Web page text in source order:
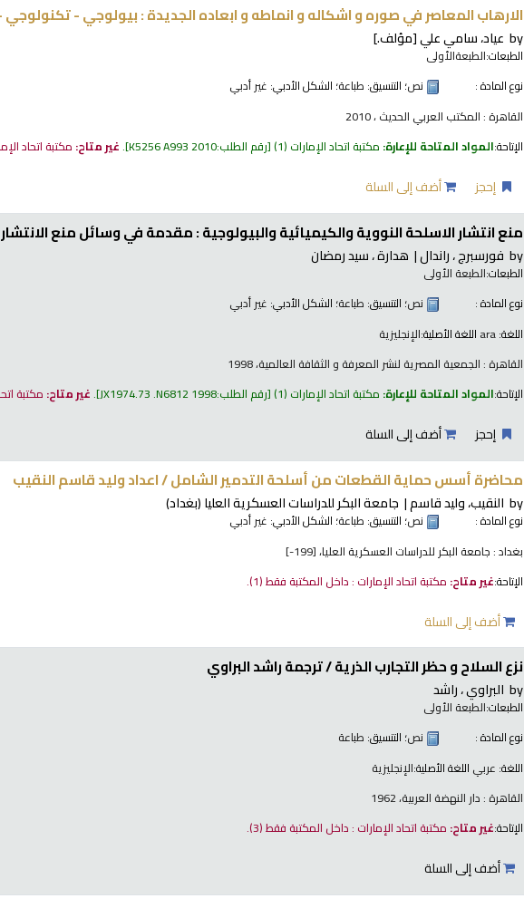
الارهاب المعاصر في صوره و اشكاله و انماطه و ابعاده الجديدة : بيولوجي -
by عياد، سامي علي[مؤلف.]
الطبعات:الطبعةالأولى
نوع المادة :
نص؛ التنسيق: طباعة؛ الشكل الأدبي: غير أدبي
القاهرة : المكتب العربي الحديث ، 2010
الإتاحة:المواد المتاحة للإعارة: مكتبة اتحاد الإمارات (1) رقم الطلب:K5256 A993 2010
.غير متاح: مكتبة اتحاد
إحجز أضف إلى السلة
منع انتشار الاسلحة النووية والكيميائية والبيولوجية : مقدمة في وسائل منع
by فورسبرج ، راندال هدارة ، سيد رمضان
الطبعات:الطبعة الأولى
نوع المادة :
نص؛ التنسيق: طباعة؛ الشكل الأدبي: غير أدبي
اللغة:ara اللغة الأصلية:الإنجليزية
القاهرة : الجمعية المصرية لنشر المعرفة و الثقافة العالمية، 1998
الإتاحة:المواد المتاحة للإعارة: مكتبة اتحاد الإمارات (1) رقم الطلب:JX1974.73 .N6812 1998
.غير متاح: مكتبة
إحجز أضف إلى السلة
محاضرة أسس حماية القطعات من أسلحة التدمير الشامل /اعداد وليد قاسم النقيب
by النقيب، وليد قاسم جامعة البكر للدراسات العسكرية العليا (بغداد)
نوع المادة : نص؛ التنسيق: طباعة؛ الشكل الأدبي: غير أدبي
بغداد : جامعة البكر للدراسات العسكرية العليا، [199-]
الإتاحة:غير متاح: مكتبة اتحاد الإمارات : داخل المكتبة فقط(1).
أضف إلى السلة
نزع السلاح و حظر التجارب الذرية /ترجمة راشد البراوي
by البراوي ، راشد
الطبعات:الطبعة الأولى
نوع المادة :
نص؛ التنسيق: طباعة
اللغة: عربي اللغة الأصلية:الإنجليزية
القاهرة : دار النهضة العربية، 1962
الإتاحة:غير متاح: مكتبة اتحاد الإمارات : داخل المكتبة فقط(3).
أضف إلى السلة